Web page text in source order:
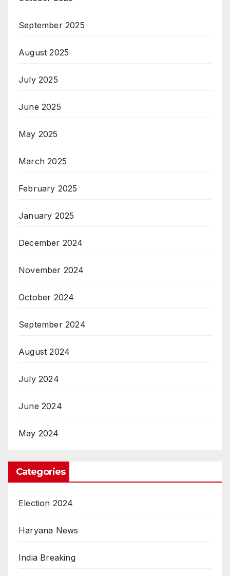
September 2025
August 2025
July 2025
June 2025
May 2025
March 2025
February 2025
January 2025
December 2024
November 2024
October 2024
September 2024
August 2024
July 2024
June 2024
May 2024
Categories
Election 2024
Haryana News
India Breaking